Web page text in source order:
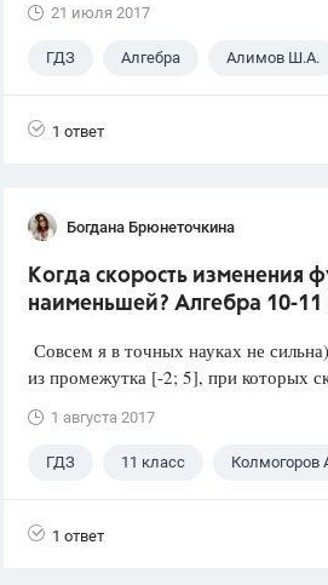
21 июля 2017
ГДЗ Алгебра Алимов Ш.А.
1 ответ
Богдана Брюнеточкина
Когда скорость изменения
наименьшей? Алгебра 10-
Совсем я в точных науках не
из промежутка [-2; 5], при которых
1 августа 2017
ГДЗ 11 класс Колмогоров
1 ответ